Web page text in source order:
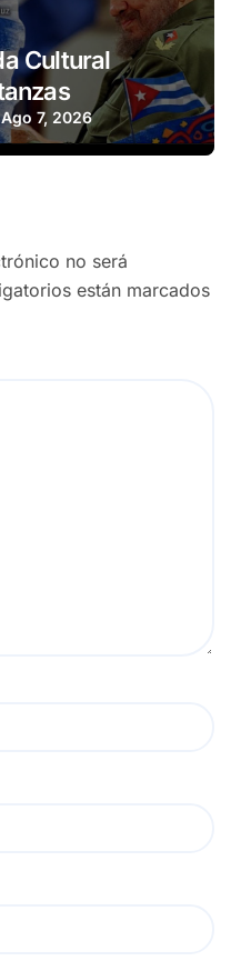
Cultural
Matanzas
Ago 7, 2026
no será
están marcados